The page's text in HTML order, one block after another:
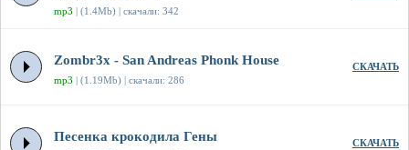
mp3 | (1.4Mb) | скачали: 342
Zombr3x - San Andreas Phonk House
mp3 | (1.19Mb) | скачали: 286
СКАЧАТЬ
Песенка крокодила Гены СКАЧАТЬ